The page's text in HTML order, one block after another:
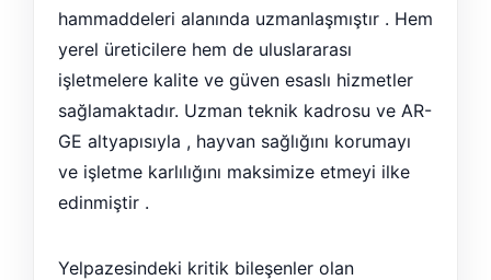
hammaddeleri alanında uzmanlaşmıştır . Hem
yerel üreticilere hem de uluslararası
işletmelere kalite ve güven esaslı hizmetler
sağlamaktadır. Uzman teknik kadrosu ve AR-
GE altyapısıyla , hayvan sağlığını korumayı
ve işletme karlılığını maksimize etmeyi ilke
edinmiştir .
Yelpazesindeki kritik bileşenler olan